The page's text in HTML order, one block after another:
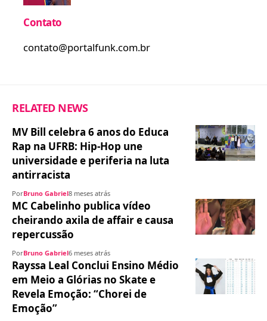
Contato
contato@portalfunk.com.br
RELATED NEWS
MV Bill celebra 6 anos do Educa
Rap na UFRB: Hip-Hop une
universidade e periferia na luta
antirracista
PorBruno Gabriel8 meses atrás
MC Cabelinho publica vídeo
cheirando axila de affair e causa
repercussão
PorBruno Gabriel6 meses atrás
Rayssa Leal Conclui Ensino Médio
em Meio a Glórias no Skate e
Revela Emoção: “Chorei de
Emoção”